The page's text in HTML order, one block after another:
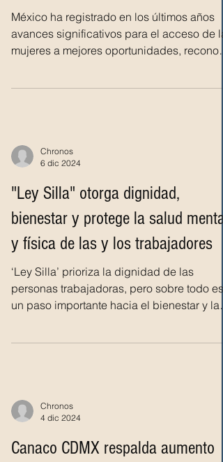
México ha registrado en los últimos años
avances significativos para el acceso de
mujeres a mejores oportunidades,
Chronos
6 dic 2024
"Ley Silla" otorga dignidad,
bienestar y protege la salud mental
y física de las y los trabajadores
‘Ley Silla’ prioriza la dignidad de las
personas trabajadoras, pero sobre todo es
un paso importante hacia el bienestar y la
Chronos
4 dic 2024
Canaco CDMX respalda aumento